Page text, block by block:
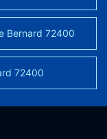
Bernard 72400
72400